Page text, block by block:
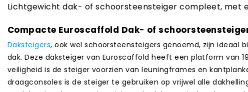
Lichtgewicht dak- of schoorsteensteiger compleet, met
Compacte Euroscaffold Dak- of
Daksteigers, ook wel schoorsteensteigers genoemd, zijn ideaal
dak. Deze daksteiger van Euroscaffold heeft een platform van
veiligheid is de steiger voorzien van leuningframes en
draagconsoles is de steiger te gebruiken op vrijwel alle